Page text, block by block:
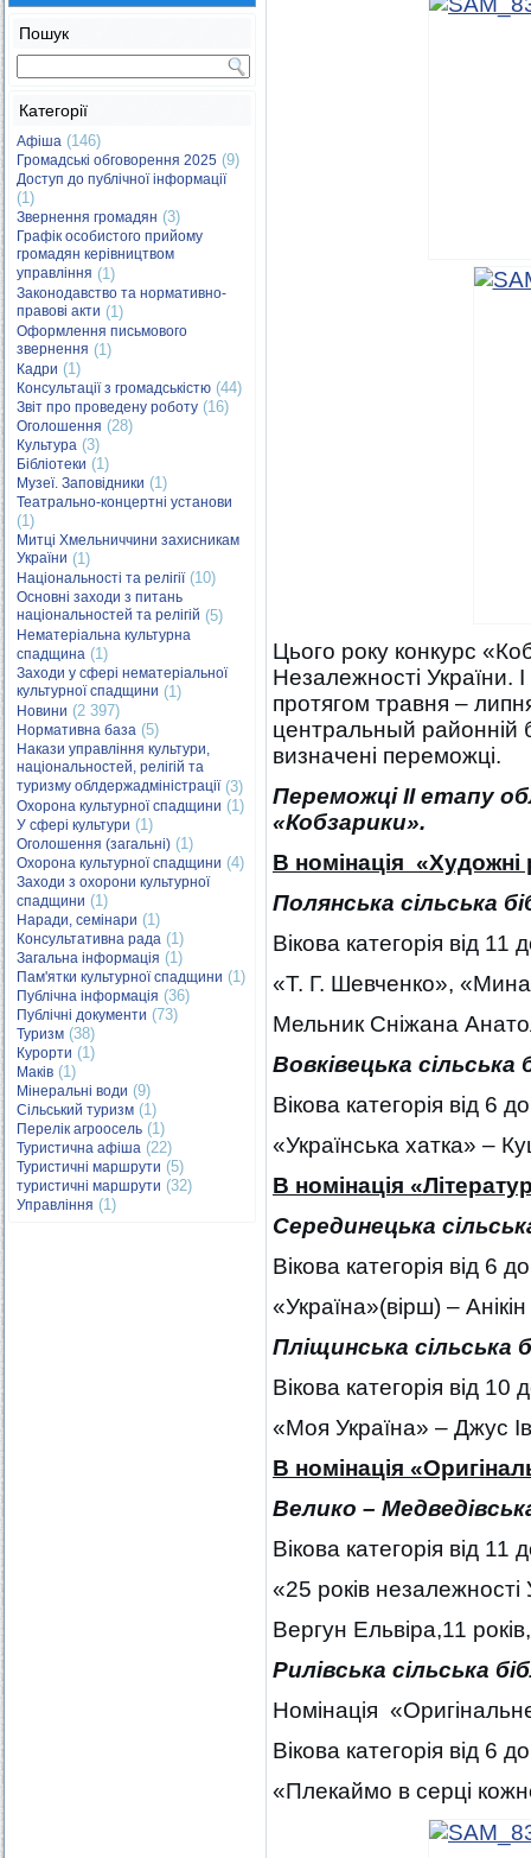
Пошук
Категорії
Афіша (146)
Громадські обговорення 2025 (9)
Доступ до публічної інформації
(1)
Звернення громадян (3)
Графік особистого прийому
громадян керівництвом
управління (1)
Законодавство та нормативно-
правові акти (1)
Оформлення письмового
звернення (1)
Кадри (1)
Консультації з громадськістю (44)
Звіт про проведену роботу (16)
Оголошення (28)
Культура (3)
Бібліотеки (1)
Музеї. Заповідники (1)
Театрально-концертні установи
(1)
Митці Хмельниччини захисникам
України (1)
Національності та релігії(10)
Основні заходи з питань
національностей та релігій (5)
Нематеріальна культурна
спадщина (1)
Заходи у сфері нематеріальної
культурної спадщини (1)
Новини (2 397)
Нормативна база (5)
Накази управління культури,
національностей, релігій та
туризму облдержадміністрації(3)
Охорона культурної спадщини (1)
У сфері культури (1)
Оголошення (загальні) (1)
Охорона культурної спадщини (4)
Заходи з охорони культурної
спадщини (1)
Наради, семінари (1)
Консультативна рада (1)
Загальна інформація (1)
Пам'ятки культурної спадщини (1)
Публічна інформація (36)
Публічні документи (73)
Туризм (38)
Курорти (1)
Маків (1)
Мінеральні води (9)
Сільський туризм (1)
Перелік агроосель (1)
Туристична афіша (22)
Туристичні маршрути (5)
туристичні маршрути (32)
Управління (1)
Цього року конкурс
Незалежності України. I
протягом травня –
центральный районній
визначені переможці.
Переможці ІІ етапу
«Кобзарики».
В номінація «Художні
Полянська сільська
Вікова категорія від 11
«Т. Г. Шевченко»,
Мельник Сніжана
Вовківецька сільська
Вікова категорія від 6
«Українська хатка» –
В номінація
Серединецька
Вікова категорія від 6
«Україна»(вірш) –
Пліщинська сільська
Вікова категорія від 10
«Моя Україна» – Джус
В номінація
Велико –
Вікова категорія від 11
«25 років незалежності
Вергун Ельвіра,11
Рилівська сільська
Номінація
Вікова категорія від 6
«Плекаймо в серці